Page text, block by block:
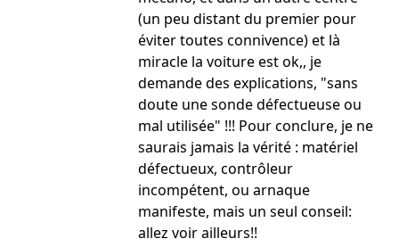
(un peu distant du premier pour
éviter toutes connivence) et là
miracle la voiture est ok,, je
demande des explications, "sans
doute une sonde défectueuse ou
mal utilisée" !!! Pour conclure, je ne
saurais jamais la vérité : matériel
défectueux, contrôleur
incompétent, ou arnaque
manifeste, mais un seul conseil:
allez voir ailleurs!!